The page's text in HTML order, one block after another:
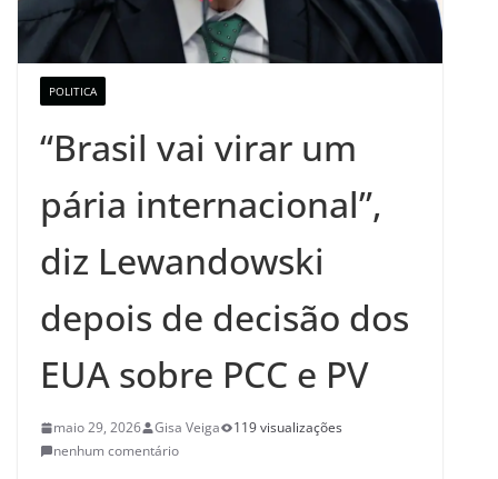
POLITICA
“Brasil vai virar um
pária internacional”,
diz Lewandowski
depois de decisão dos
EUA sobre PCC e PV
maio 29, 2026 Gisa Veiga
119 visualizações
nenhum comentário